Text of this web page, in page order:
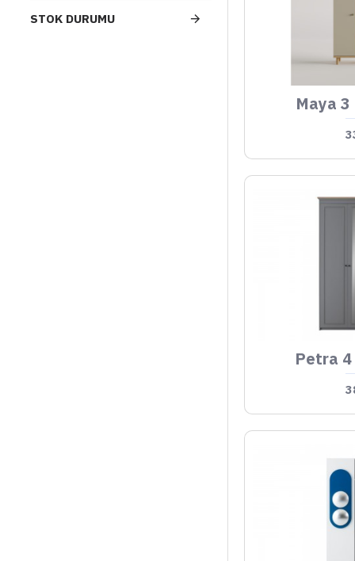
STOK DURUMU
Maya 3
Petra 4